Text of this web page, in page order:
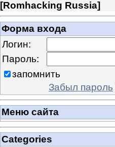
[Romhacking Russia]
Форма входа
Логин:
Пароль:
запомнить
Забыл пароль
Меню сайта
Categories